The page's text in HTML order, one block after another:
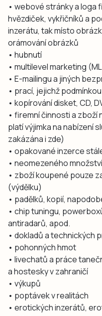
• webové stránky a loga
hvězdiček, vykřičníků a
inzerátu, tak místo
orámování obrázků
• hubnutí
• multilevel marketing
• E-mailingu a jiných
• prací, jejichž
• kopírování disket, CD,
• firemní činnosti a zboží
platí výjimka na nabízení
zakázána i zde)
• opakované inzerce
• neomezeného
• zboží koupené pouze
(výdělku)
• padělků, kopií,
• chip tuningu,
antiradarů, apod.
• dokladů a technických
• pohonných hmot
• livechatů a práce
a hostesky v zahraničí
• výkupů
• poptávek v realitách
• erotických inzerátů,